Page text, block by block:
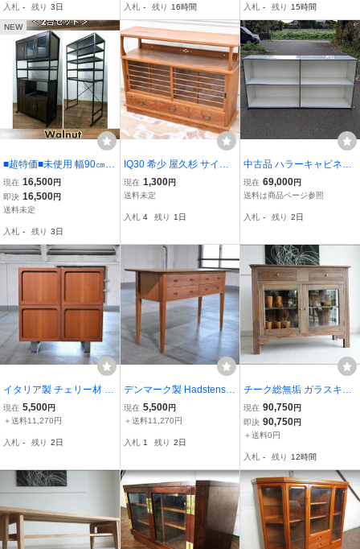
入札 - 残り 3日
引き戸収納 木目調
入札 - 残り 16時間
ト ブックケース
入札 - 残り 15時間
NEW
■超特価■未使用 幅90㎝レ
ンジボード+オープンラッ
クのセット MK1217+MK
1219 ウォルナット 3セッ
いますがお買得!
現在 16,500円
即決 16,500円
送料未定
入札 - 残り 3日
IQ30 希少 屋久杉 サイド
ボード 飾り棚 水屋 茶棚
時代タンス 茶箪笥 テレビ
煎茶棚
現在 1,300円
送料未定
入札 4 残り 1日
中古品 ハラーキャビネッ
ト 2段×2列 オフィス ハラ
ー 棚 キャビネット シェ
現在 69,000円
送料は商品ページ参照
入札 - 残り 2日
イタリア製 チェリー材 キ
ャビネット ガラス クロー
ムメッキ スクエア モール
モダン_Nathan G-Plan Y
現在 5,500円
＋送料11,270円
入札 - 残り 2日
デンマーク製 Hadstens T
raindustri サイドボード
チェリー 無垢材 Andreas
納 書斎 ハドステン・トレ
現在 5,500円
＋送料11,270円
入札 1 残り 2日
チーク総無垢 ガラスキャ
ビネットBalq 食器棚 飾り
棚 ガラスケース シャビー
収納家具 開き戸 水屋 戸
現在 90,750円
即決 90,750円
＋送料0円
入札 - 残り 12時間